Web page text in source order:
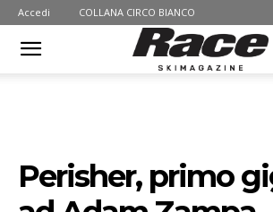
Accedi COLLANA CIRCO BIANCO
Perisher, primo